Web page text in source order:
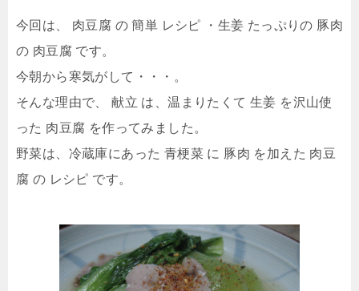
今回は、 肉豆腐 の 簡単 レシピ ・生姜 たっぷりの 豚肉
の 肉豆腐 です。
今朝から寒気がして・・・。
そんな理由で、 献立 は、温まりたくて 生姜 を沢山使
った 肉豆腐 を作ってみました。
野菜は、冷蔵庫にあった 青梗菜 に 豚肉 を加えた 肉豆
腐 の レシピ です。